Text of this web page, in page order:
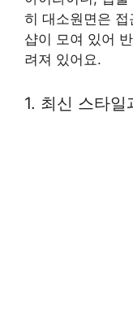
히 대소원면은
샵이 모여 있어
려져 있어요.
1. 최신 스타일